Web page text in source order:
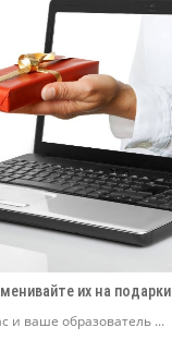
их на подарки
и ваше образователь ...